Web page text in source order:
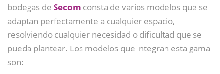
bodegas de Secom consta de varios modelos que se
adaptan perfectamente a cualquier espacio,
resolviendo cualquier necesidad o dificultad que se
pueda plantear. Los modelos que integran esta gama
son: